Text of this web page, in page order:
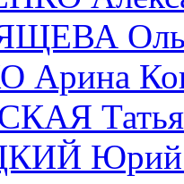
Юрий